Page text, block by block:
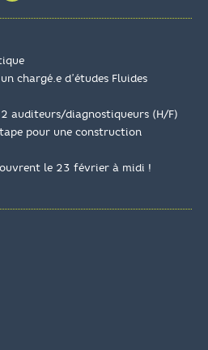
chargé.e d’études Fluides
auditeurs/diagnostiqueurs (H/F)
pour une construction
le 23 février à midi !